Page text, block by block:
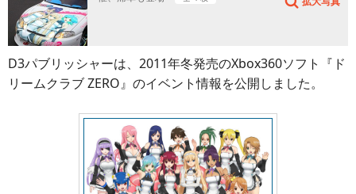
D3パブリッシャーは、2011年冬発売のXbox360ソフト『ド
リームクラブ ZERO』のイベント情報を公開しました。